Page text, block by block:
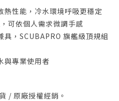
熱性能，冷水環境呼吸更穩定
可依個人需求微調手感
具，SCUBAPRO 旗艦級頂規組
與專業使用者
/ 原廠授權經銷。